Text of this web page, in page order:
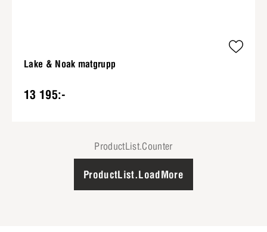
Lake & Noak matgrupp
13 195:-
ProductList.Counter
ProductList.LoadMore